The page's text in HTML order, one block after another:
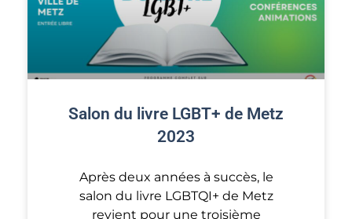
Salon du livre LGBT+ de Metz
2023
Après deux années à succès, le
salon du livre LGBTQI+ de Metz
revient pour une troisième